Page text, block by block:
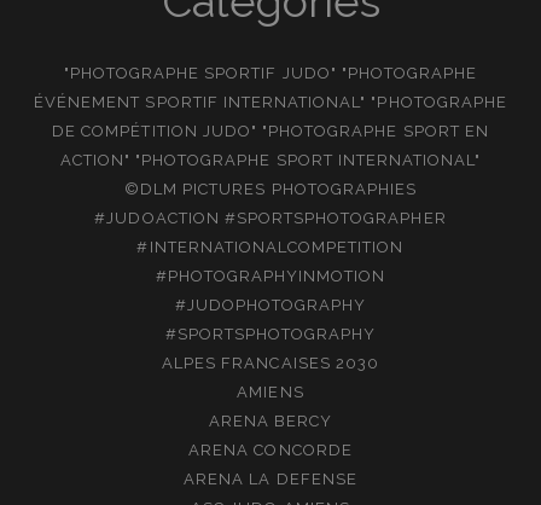
"PHOTOGRAPHE SPORTIF JUDO" "PHOTOGRAPHE
ÉVÉNEMENT SPORTIF INTERNATIONAL" "PHOTOGRAPHE
DE COMPÉTITION JUDO" "PHOTOGRAPHE SPORT EN
ACTION" "PHOTOGRAPHE SPORT INTERNATIONAL"
©DLM PICTURES PHOTOGRAPHIES
#JUDOACTION #SPORTSPHOTOGRAPHER
#INTERNATIONALCOMPETITION
#PHOTOGRAPHYINMOTION
#JUDOPHOTOGRAPHY
#SPORTSPHOTOGRAPHY
ALPES FRANCAISES 2030
AMIENS
ARENA BERCY
ARENA CONCORDE
ARENA LA DEFENSE